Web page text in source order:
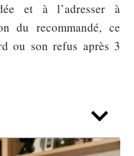
et à l’adresser à
du recommandé, ce
ou son refus après 3